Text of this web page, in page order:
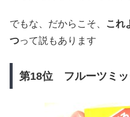
でもな、だからこそ、
これ
つって説もあります
第18位 フルーツミッ